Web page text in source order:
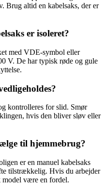
Brug altid en kabelsaks, der er
er isoleret?
med VDE-symbol eller
V. De har typisk røde og gule
kontrolleres for slid. Smør
hvis den bliver sløv eller
til hjemmebrug?
er en manuel kabelsaks
tilstrækkelig. Hvis du arbejder
model være en fordel.